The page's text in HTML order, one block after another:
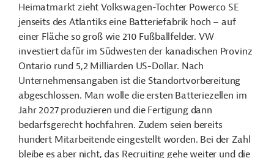
Heimatmarkt zieht Volkswagen-Tochter Powerco SE
jenseits des Atlantiks eine Batteriefabrik hoch – auf
einer Fläche so groß wie 210 Fußballfelder. VW
investiert dafür im Südwesten der kanadischen Provinz
Ontario rund 5,2 Milliarden US-Dollar. Nach
Unternehmensangaben ist die Standortvorbereitung
abgeschlossen. Man wolle die ersten Batteriezellen im
Jahr 2027 produzieren und die Fertigung dann
bedarfsgerecht hochfahren. Zudem seien bereits
hundert Mitarbeitende eingestellt worden. Bei der Zahl
bleibe es aber nicht, das Recruiting gehe weiter und die